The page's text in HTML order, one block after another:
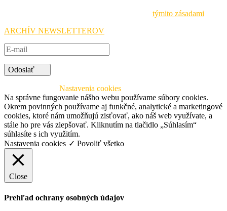
týmito zásadami
ARCHÍV NEWSLETTEROV
Odoslať
Nastavenia cookies
Na správne fungovanie nášho webu používame súbory cookies.
Okrem povinných používame aj funkčné, analytické a marketingové
cookies, ktoré nám umožňujú zisťovať, ako náš web využívate, a
stále ho pre vás zlepšovať. Kliknutím na tlačidlo „Súhlasím“
súhlasíte s ich využitím.
Nastavenia cookies ✓ Povoliť všetko
Close
Prehľad ochrany osobných údajov